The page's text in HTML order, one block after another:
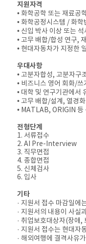
지원자격
• 화학공학 또는 재료공
• 화학공정시스템 / 화
• 신입 박사 이상 또는
• 고무 배합/합성 연구,
• 현대자동차가 지정한
우대사항
• 고분자합성, 고분자구
• 비즈니스 영어 회화/
• 대학 및 연구기관에서
• 고무 배합/설계, 열경
• MATLAB, ORIGIN 등
전형단계
1. 서류접수
2. AI Pre-Interview
3. 직무면접
4. 종합면접
5. 신체검사
6. 입사
기타
· 지원서 접수 마감일에
· 지원서의 내용이 사실
· 취업보호대상자(장애,
· 지원서 접수는 현대자
· 해외여행에 결격사유